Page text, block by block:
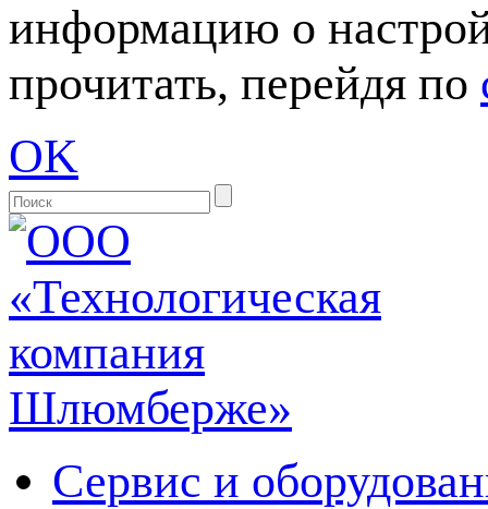
информацию о
прочитать, перейдя по
OK
Сервис и